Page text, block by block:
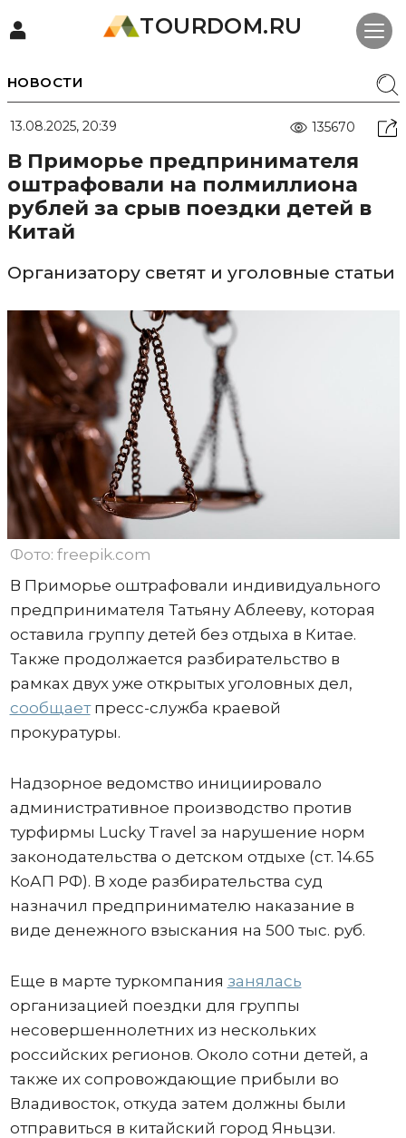
TOURDOM.RU
НОВОСТИ
13.08.2025, 20:39 135670
В Приморье предпринимателя
оштрафовали на полмиллиона
рублей за срыв поездки детей в
Китай
Организатору светят и уголовные статьи
Фото: freepik.com
В Приморье оштрафовали индивидуального
предпринимателя Татьяну Аблееву, которая
оставила группу детей без отдыха в Китае.
Также продолжается разбирательство в
рамках двух уже открытых уголовных дел,
сообщаетпресс-служба краевой
прокуратуры.
Надзорное ведомство инициировало
административное производство против
турфирмы Lucky Travel за нарушение норм
законодательства о детском отдыхе (ст. 14.65
КоАП РФ). В ходе разбирательства суд
назначил предпринимателю наказание в
виде денежного взыскания на 500 тыс. руб.
Еще в марте туркомпания занялась
организацией поездки для группы
несовершеннолетних из нескольких
российских регионов. Около сотни детей, а
также их сопровождающие прибыли во
Владивосток, откуда затем должны были
отправиться в китайский город Яньцзи.